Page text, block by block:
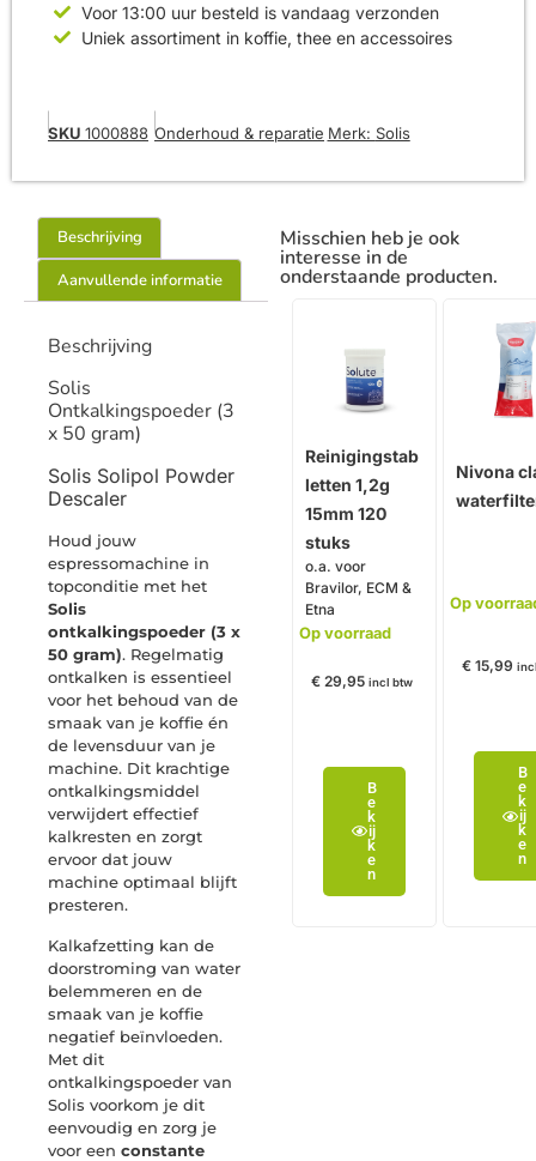
Voor 13:00 uur besteld is vandaag verzonden
Uniek assortiment in koffie, thee en accessoires
SKU 1000888 Onderhoud & reparatie Merk: Solis
Beschrijving
Aanvullende informatie
Beschrijving
Solis
Ontkalkingspoeder (3
x 50 gram)
Solis Solipol Powder
Descaler
Houd jouw
espressomachine in
topconditie met het
Solis
ontkalkingspoeder (3 x
50 gram). Regelmatig
ontkalken is essentieel
voor het behoud van de
smaak van je koffie én
de levensduur van je
machine. Dit krachtige
ontkalkingsmiddel
verwijdert effectief
kalkresten en zorgt
ervoor dat jouw
machine optimaal blijft
presteren.
Kalkafzetting kan de
doorstroming van water
belemmeren en de
smaak van je koffie
negatief beïnvloeden.
Met dit
ontkalkingspoeder van
Solis voorkom je dit
eenvoudig en zorg je
voor een constante
Misschien heb je ook
interesse in de
onderstaande producten.
Reinigingstab
letten 1,2g
15mm 120
stuks
o.a. voor
Bravilor, ECM &
Etna
Op voorraad
€ 29,95 incl btw
B
e
k
ij
k
e
n
Nivona
Op
€15,99
B
e
k
ij
k
e
n